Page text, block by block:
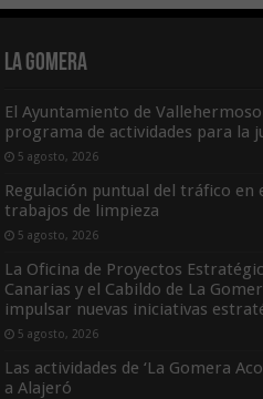
La Gomera
El Ayuntamiento de
programa de actividades para la
5 agosto, 2026
Regulación puntual del tráfico en
trabajos de limpieza
5 agosto, 2026
La Oficina de Proyectos
Canarias y el Cabildo de La
impulsar nuevas iniciativas
5 agosto, 2026
Las actividades de ‘La Gomera
a Alajeró